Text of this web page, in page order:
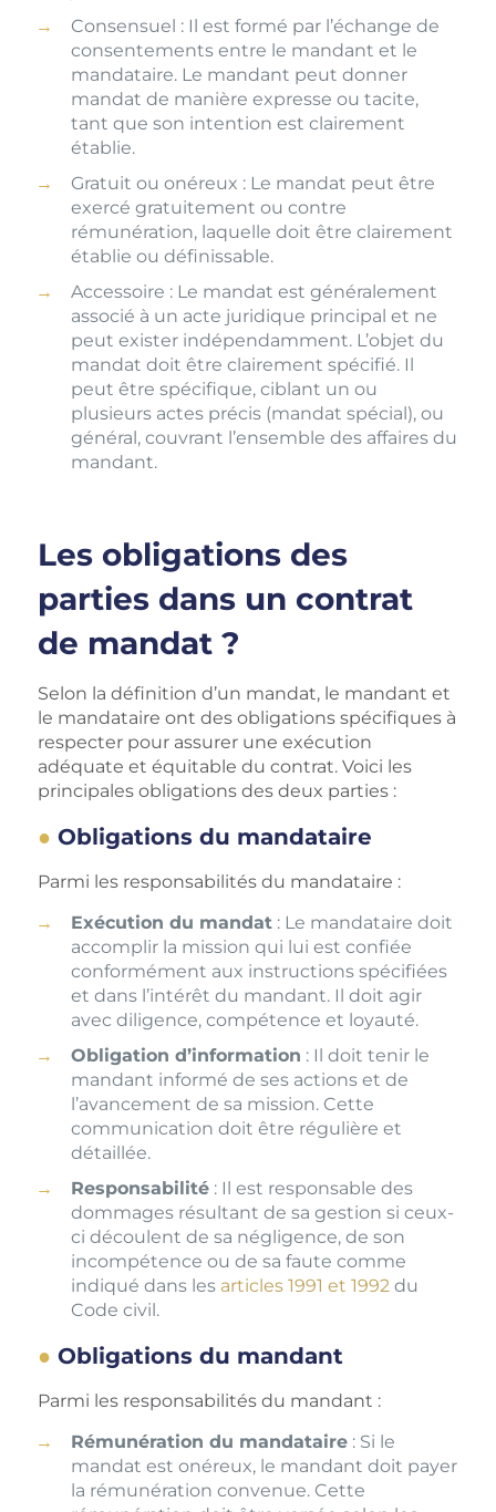
Consensuel : Il est formé par l’échange de
consentements entre le mandant et le
mandataire. Le mandant peut donner
mandat de manière expresse ou tacite,
tant que son intention est clairement
établie.
Gratuit ou onéreux : Le mandat peut être
exercé gratuitement ou contre
rémunération, laquelle doit être clairement
établie ou définissable.
Accessoire : Le mandat est généralement
associé à un acte juridique principal et ne
peut exister indépendamment. L’objet du
mandat doit être clairement spécifié. Il
peut être spécifique, ciblant un ou
plusieurs actes précis (mandat spécial), ou
général, couvrant l’ensemble des affaires du
mandant.
Les obligations des
parties dans un contrat
de mandat ?
Selon la définition d’un mandat, le mandant et
le mandataire ont des obligations spécifiques à
respecter pour assurer une exécution
adéquate et équitable du contrat. Voici les
principales obligations des deux parties :
Obligations du mandataire
Parmi les responsabilités du mandataire :
Exécution du mandat: Le mandataire doit
accomplir la mission qui lui est confiée
conformément aux instructions spécifiées
et dans l’intérêt du mandant. Il doit agir
avec diligence, compétence et loyauté.
Obligation d’information : Il doit tenir le
mandant informé de ses actions et de
l’avancement de sa mission. Cette
communication doit être régulière et
détaillée.
Responsabilité: Il est responsable des
dommages résultant de sa gestion si ceux-
ci découlent de sa négligence, de son
incompétence ou de sa faute comme
indiqué dans lesarticles 1991 et 1992du
Code civil.
Obligations du mandant
Parmi les responsabilités du mandant :
Rémunération du mandataire: Si le
mandat est onéreux, le mandant doit payer
la rémunération convenue. Cette